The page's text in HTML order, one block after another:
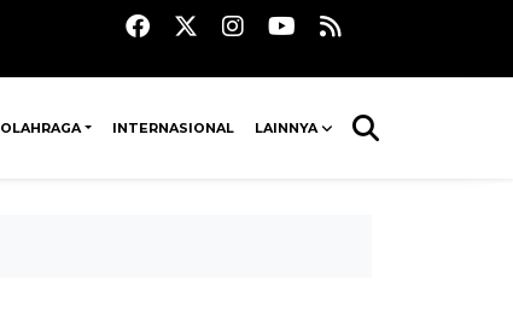
OLAHRAGA INTERNASIONAL LAINNYA